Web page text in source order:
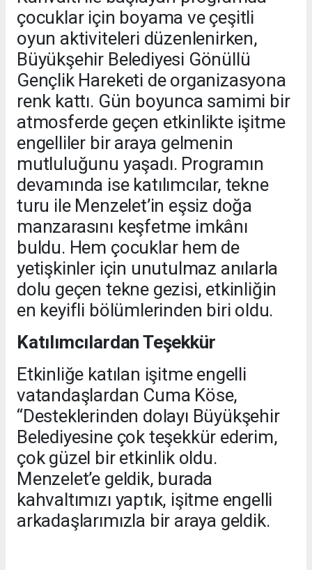
çocuklar için boyama ve çeşitli
oyun aktiviteleri düzenlenirken,
Büyükşehir Belediyesi Gönüllü
Gençlik Hareketi de organizasyona
renk kattı. Gün boyunca samimi bir
atmosferde geçen etkinlikte işitme
engelliler bir araya gelmenin
mutluluğunu yaşadı. Programın
devamında ise katılımcılar, tekne
turu ile Menzelet’in eşsiz doğa
manzarasını keşfetme imkânı
buldu. Hem çocuklar hem de
yetişkinler için unutulmaz anılarla
dolu geçen tekne gezisi, etkinliğin
en keyifli bölümlerinden biri oldu.
Katılımcılardan Teşekkür
Etkinliğe katılan işitme engelli
vatandaşlardan Cuma Köse,
“Desteklerinden dolayı Büyükşehir
Belediyesine çok teşekkür ederim,
çok güzel bir etkinlik oldu.
Menzelet’e geldik, burada
kahvaltımızı yaptık, işitme engelli
arkadaşlarımızla bir araya geldik.